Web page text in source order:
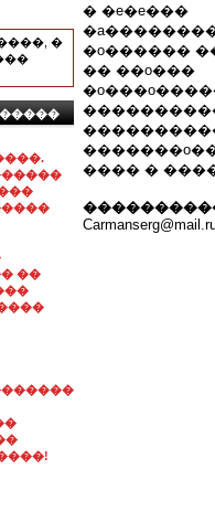
�
��
� �e�e���
�o������
�� ��o���
���� �